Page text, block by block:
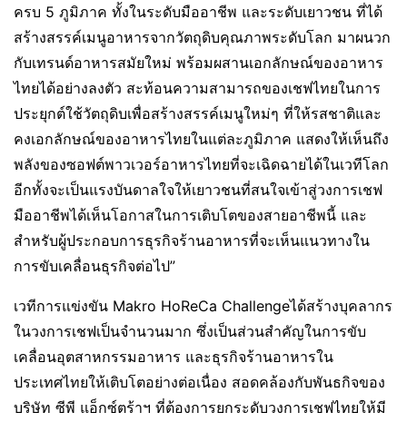
ครบ 5 ภูมิภาค ทั้งในระดับมืออาชีพ และระดับเยาวชน ที่ได้
สร้างสรรค์เมนูอาหารจากวัตถุดิบคุณภาพระดับโลก มาผนวก
กับเทรนด์อาหารสมัยใหม่ พร้อมผสานเอกลักษณ์ของอาหาร
ไทยได้อย่างลงตัว สะท้อนความสามารถของเชฟไทยในการ
ประยุกต์ใช้วัตถุดิบเพื่อสร้างสรรค์เมนูใหม่ๆ ที่ให้รสชาติและ
คงเอกลักษณ์ของอาหารไทยในแต่ละภูมิภาค แสดงให้เห็นถึง
พลังของซอฟต์พาวเวอร์อาหารไทยที่จะเฉิดฉายได้ในเวทีโลก
อีกทั้งจะเป็นแรงบันดาลใจให้เยาวชนที่สนใจเข้าสู่วงการเชฟ
มืออาชีพได้เห็นโอกาสในการเติบโตของสายอาชีพนี้ และ
สำหรับผู้ประกอบการธุรกิจร้านอาหารที่จะเห็นแนวทางใน
การขับเคลื่อนธุรกิจต่อไป”
เวทีการแข่งขัน Makro HoReCa Challengeได้สร้างบุคลากร
ในวงการเชฟเป็นจำนวนมาก ซึ่งเป็นส่วนสำคัญในการขับ
เคลื่อนอุตสาหกรรมอาหาร และธุรกิจร้านอาหารใน
ประเทศไทยให้เติบโตอย่างต่อเนื่อง สอดคล้องกับพันธกิจของ
บริษัท ซีพี แอ็กซ์ตร้าฯ ที่ต้องการยกระดับวงการเชฟไทยให้มี